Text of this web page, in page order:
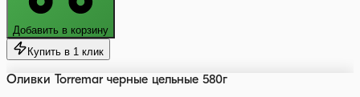
Добавить в корзину
Купить в 1 клик
Оливки Torremar черные цельные 580г